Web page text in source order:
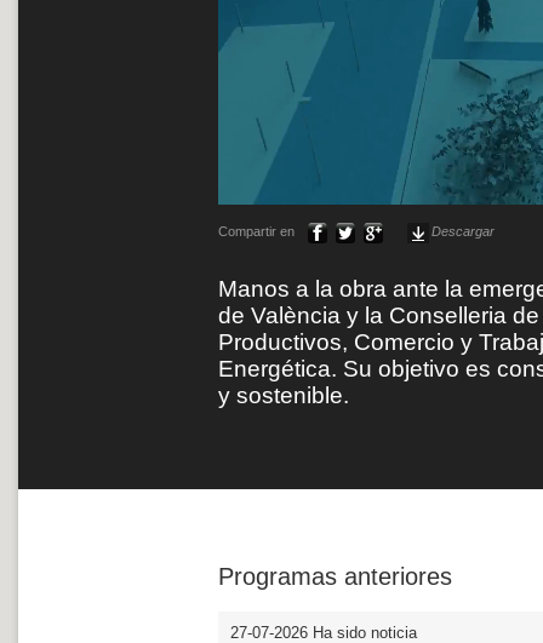
Compartir en Descargar
Manos a la obra ante la
de València y la Conselleria
Productivos, Comercio y
Energética. Su objetivo es
y sostenible.
Programas anteriores
27-07-2026 Ha sido noticia